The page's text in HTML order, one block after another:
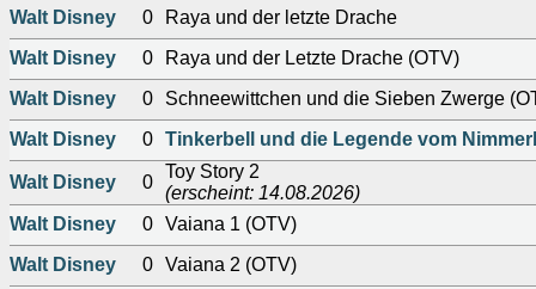
Walt Disney
0
Raya und der letzte Drache
Walt Disney
0
Raya und der Letzte Drache (OTV)
Walt Disney
0
Schneewittchen und die Sieben Zwerge
Walt Disney
0 Tinkerbell und die Legende vom
Walt Disney 0
Toy Story 2
(erscheint: 14.08.2026)
Walt Disney
0 Vaiana 1 (OTV)
Walt Disney
0 Vaiana 2 (OTV)